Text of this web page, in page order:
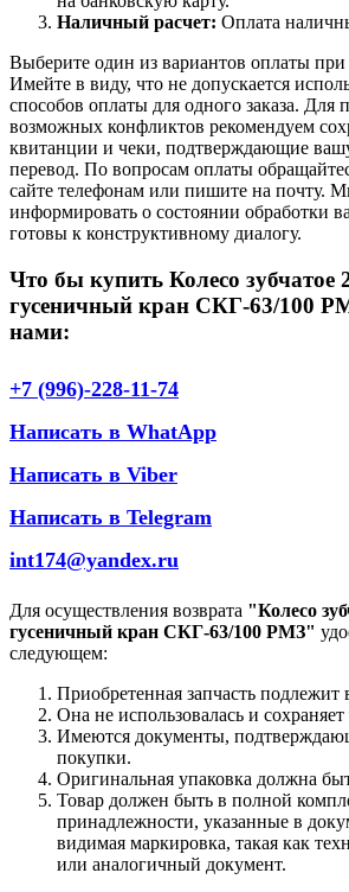
Наличный расчет: Оплата
Выберите один из вариантов оплаты при
Имейте в виду, что не допускается
способов оплаты для одного заказа. Для
возможных конфликтов рекомендуем
квитанции и чеки, подтверждающие
перевод. По вопросам оплаты
сайте телефонам или пишите на почту.
информировать о состоянии обработки
готовы к конструктивному диалогу.
Что бы купить Колесо зубчатое
гусеничный кран СКГ-63/100
нами:
+7 (996)-228-11-74
Написать в WhatApp
Написать в Viber
Написать в Telegram
int174@yandex.ru
Для осуществления возврата "Колесо
гусеничный кран СКГ-63/100 РМЗ"
следующем:
Приобретенная запчасть подлежит
Она не использовалась и
Имеются документы,
покупки.
Оригинальная упаковка должна
Товар должен быть в полной
принадлежности, указанные в
видимая маркировка, такая как
или аналогичный документ.